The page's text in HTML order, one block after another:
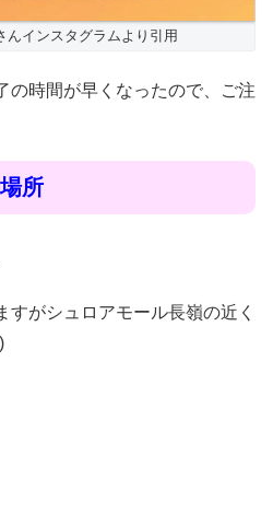
インスタグラムより引用
の時間が早くなったので、ご注
所
すがシュロアモール長嶺の近く